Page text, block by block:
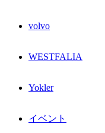
volvo
WESTFALIA
Yokler
イベント